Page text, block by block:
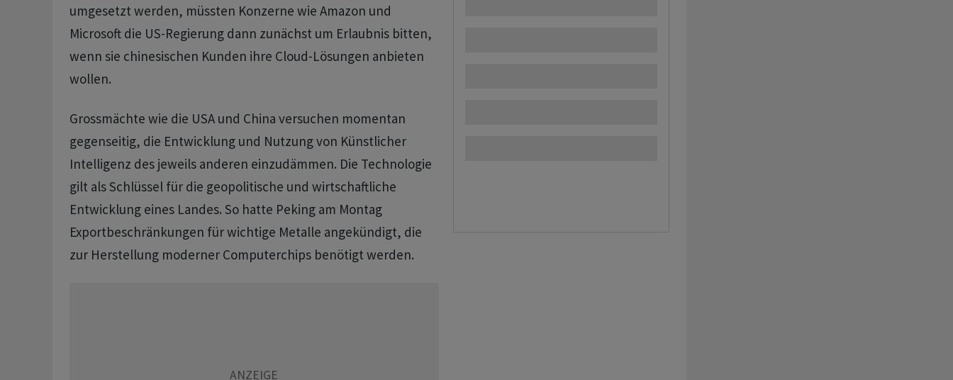
umgesetzt werden, müssten Konzerne wie Amazon und
Microsoft die US-Regierung dann zunächst um Erlaubnis bitten,
wenn sie chinesischen Kunden ihre Cloud-Lösungen anbieten
wollen.
Grossmächte wie die USA und China versuchen momentan
gegenseitig, die Entwicklung und Nutzung von Künstlicher
Intelligenz des jeweils anderen einzudämmen. Die Technologie
gilt als Schlüssel für die geopolitische und wirtschaftliche
Entwicklung eines Landes. So hatte Peking am Montag
Exportbeschränkungen für wichtige Metalle angekündigt, die
zur Herstellung moderner Computerchips benötigt werden.